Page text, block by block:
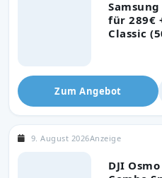
Samsung
für 289€
Classic
Zum Angebot
DJI
9. August 2026Anzeige